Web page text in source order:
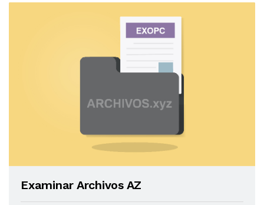
Examinar Archivos AZ